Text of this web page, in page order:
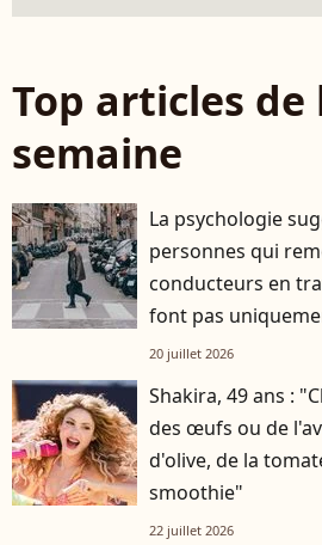
Top articles de
semaine
La psychologie
personnes qui
conducteurs en
font pas
20 juillet 2026
Shakira, 49 ans :
des œufs ou de
d'olive, de la
smoothie"
22 juillet 2026